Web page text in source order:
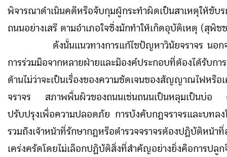
พิจารณาดำเนินคดีหรือจับกุมผู้กระทำผิดเป็นสาเหตุให้ขับร
ถนนอย่างเสรี ตามอำเภอใจซึ่งมักทำให้เกิดอุบัติเหตุ (สุพิ
ดังนั้นแนวทางการแก้ไขปัญหาวินัยจราจร นอกจ
การร่วมมือจากหลายฝ่ายและมีองค์ประกอบที่ต้องได้รับกา
ด้านไม่ว่าจะเป็นเรื่องของความชัดเจนของสัญญาณไฟหรือ
จราจร สภาพพื้นผิวของถนนเช่นถนนเป็นหลุมเป็นบ่อ
ปรับปรุงเพื่อความปลอดภัย การบังคับกฎจราจรและบทลง
รวมถึงเจ้าหน้าที่รักษากฎหรือตำรวจจราจรต้องปฏิบัติหน้าที่
เคร่งครัดโดยไม่เลือกปฏิบัติสิ่งที่สำคัญอย่างยิ่งคือการปลู